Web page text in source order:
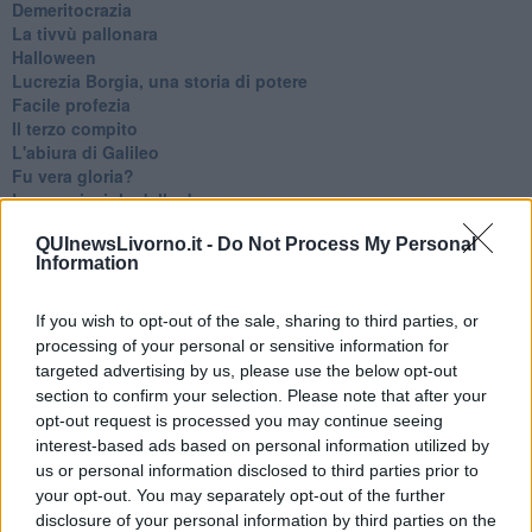
QUInewsLivorno.it - Do Not Process My Personal
Information
If you wish to opt-out of the sale, sharing to third parties, or
processing of your personal or sensitive information for
targeted advertising by us, please use the below opt-out
section to confirm your selection. Please note that after your
opt-out request is processed you may continue seeing
interest-based ads based on personal information utilized by
us or personal information disclosed to third parties prior to
your opt-out. You may separately opt-out of the further
disclosure of your personal information by third parties on the
Demeritocrazia
La tivvù pallonara
Halloween
​Lucrezia Borgia, una storia di potere
Facile profezia
Il terzo compito
L'abiura di Galileo
Fu vera gloria?
La guerricciola delle due rose
Alla fermata dell'autobus
La repressione sessuale per sentito dire
Foto storica
Esequie solenni
Nostalgia del sangue blu
Teste calde
Non avere e non essere
Armiamoci e... avviatevi
Da Capodanno a Carnevale
Schizzi di fango
Sor-riso amaro